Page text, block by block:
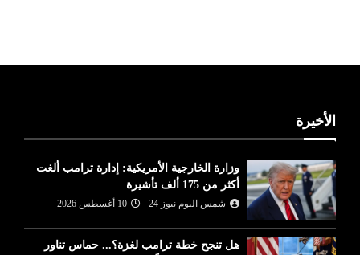
الأخيرة
وزارة ⁠الخارجية الأمريكية: إدارة ترامب ألغت
أكثر من 175 ألف تأشيرة
شمس اليوم نيوز 24 10 أغسطس 2026
هل تنجح خطة ترامب لغزة؟... حماس تناور